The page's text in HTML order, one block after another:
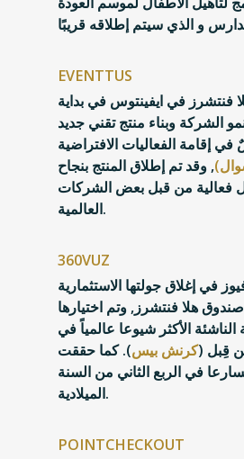
EVENTTUS
فنتشرز في ايفينتوس في بداية
الشركة وبناء منتج تقني جديد
إقامة الفعاليات الافتراضية
, وقد تم إطلاق المنتج بنجاح
فعالية من قبل بعض الشركات
العالمية.
360VUZ
360 فيوز في إغلاق جولتها الاستثمارية
هلا فنتشرز, وتم اختيارها
الناشئة الأكثر شيوعا عالمياً في
كرنش بيس). كما حققت
في الربع الثاني من السنة
الميلادية.
POINTCHECKOUT